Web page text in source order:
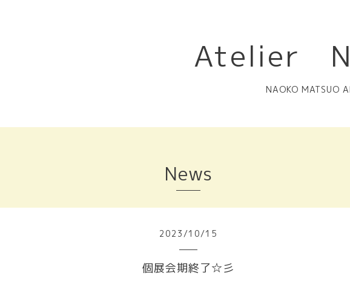
Atelier
NAOKO MATSUO
News
2023 /10/15
個展会期終了☆彡